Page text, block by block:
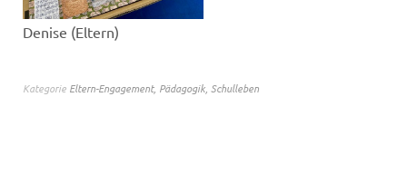
Denise (Eltern)
Kategorie Eltern-Engagement, Pädagogik, Schulleben